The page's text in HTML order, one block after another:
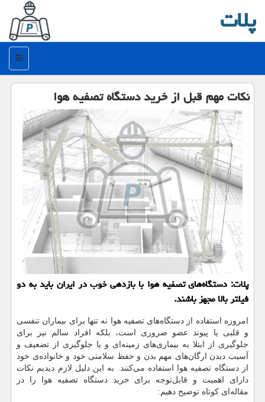
پلات
منو
نکات مهم قبل از خرید دستگاه تصفیه هوا
پلات: دستگاه‌های تصفیه هوا با بازدهی خوب در ایران باید به دو
فیلتر بالا مجهز باشند.
امروزه استفاده از دستگاه‌های تصفیه هوا نه تنها برای بیماران تنفسی
و قلبی یا پیوند عضو ضروری است، بلکه افراد سالم نیز برای
جلوگیری از ابتلا به بیماری‌های زمینه‌ای و یا جلوگیری از تضعیف و
آسیب دیدن ارگان‌های مهم بدن و حفظ سلامتی خود و خانواده‌ی خود
از دستگاه تصفیه هوا استفاده می‌کنند. به این دلیل لازم دیدیم نکات
دارای اهمیت و قابل‌توجه برای خرید دستگاه تصفیه هوا را در
مقاله‌ای کوتاه توضیح دهیم: